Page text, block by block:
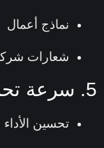
نماذج أعمال
شعارات شركاء
تحسين الأداء